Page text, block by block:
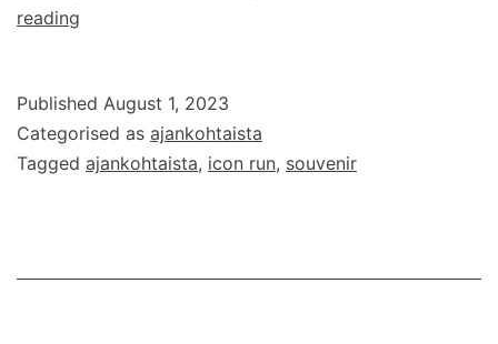
reading
–
elokuun
2023
Published August 1, 2023
Categorised as ajankohtaista
Tagged ajankohtaista, icon run, souvenir